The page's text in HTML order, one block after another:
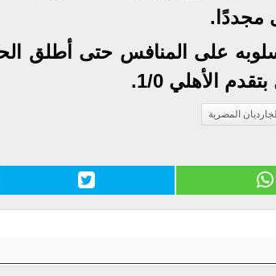
مجددًا.
على المنافس حتى أطلق
الأهلي 1/0.
المصرية